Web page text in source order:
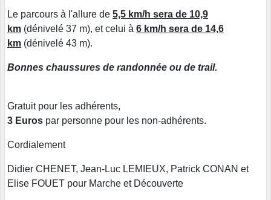
Le parcours à l'allure de 5,5 km/h sera de 10,9
km (dénivelé 37 m), et celui à 6 km/h sera de 14,6
km (dénivelé 43 m).
Bonnes chaussures de randonnée ou de trail.
Gratuit pour les adhérents,
3 Euros par personne pour les non-adhérents.
Cordialement
Didier CHENET, Jean-Luc LEMIEUX, Patrick CONAN et
Elise FOUET pour Marche et Découverte